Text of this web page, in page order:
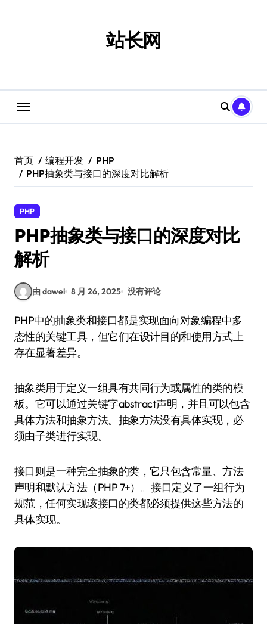
站长网
首页 编程开发
PHP
PHP抽象类与接口的深度对比解析
PHP
PHP抽象类与接口的深度对比
解析
由 dawei 8 月 26, 2025 没有评论
PHP中的抽象类和接口都是实现面向对象编程中多
态性的关键工具，但它们在设计目的和使用方式上
存在显著差异。
抽象类用于定义一组具有共同行为或属性的类的模
板。它可以通过关键字abstract声明，并且可以包含
具体方法和抽象方法。抽象方法没有具体实现，必
须由子类进行实现。
接口则是一种完全抽象的类，它只包含常量、方法
声明和默认方法（PHP 7+）。接口定义了一组行为
规范，任何实现该接口的类都必须提供这些方法的
具体实现。